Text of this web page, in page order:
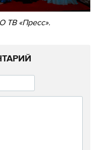
ТВ «Пресс».